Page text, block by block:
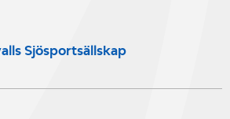
Sjösportsällskap